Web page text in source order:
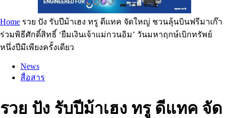
Home รวย ปัง รับปีม้าเฮง ทรู ดีแทค จัดใหญ่ ชวนลุ้นบินฟรีมาเก๊า
ร่วมพิธีศักดิ์สิทธิ์ ‘ยืมเงินเจ้าแม่กวนอิม’ วันมหาฤกษ์เบิกทรัพย์
หนึ่งปีมีเพียงครั้งเดียว
News
สื่อสาร
รวย ปัง รับปีม้าเฮง ทรู ดีแทค จัด